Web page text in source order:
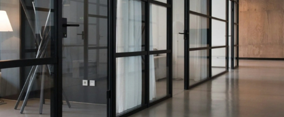
les mises à
jour techniques
et de sécurité
pour que votre
site reste
protégé.
pour effectuer
modification
nécessaire sur
votre site,
selon vos
besoins et vos
demandes .
un rapport
compilant
l’ensemble des
visites sur
votre site, vous
offrant une
votre
disposition
à vos
questions et